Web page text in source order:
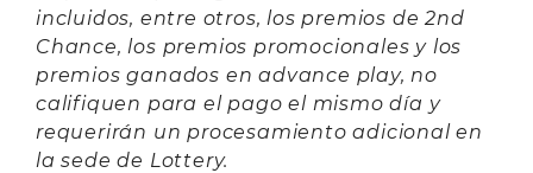
incluidos, entre otros, los premios de 2nd
Chance, los premios promocionales y los
premios ganados en advance play, no
califiquen para el pago el mismo día y
requerirán un procesamiento adicional en
la sede de Lottery.